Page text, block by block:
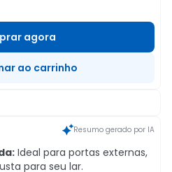
agora
ao carrinho
Resumo gerado por IA
Ideal para portas externas,
para seu lar.